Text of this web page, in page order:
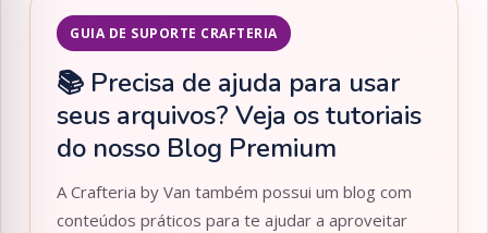
GUIA DE SUPORTE CRAFTERIA
📚 Precisa de ajuda para usar
seus arquivos? Veja os tutoriais
do nosso Blog Premium
A Crafteria by Van também possui um blog com
conteúdos práticos para te ajudar a aproveitar